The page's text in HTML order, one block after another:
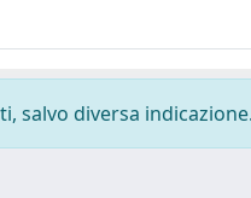
salvo diversa indicazione.